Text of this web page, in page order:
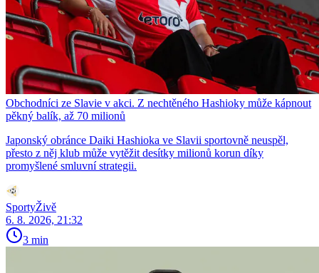
Obchodníci ze Slavie v akci. Z nechtěného Hashioky může kápnout
pěkný balík, až 70 milionů
Japonský obránce Daiki Hashioka ve Slavii sportovně neuspěl,
přesto z něj klub může vytěžit desítky milionů korun díky
promyšlené smluvní strategii.
SportyŽivě
6. 8. 2026, 21:32
3 min